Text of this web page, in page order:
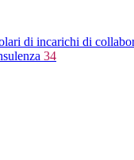
di incarichi di
34